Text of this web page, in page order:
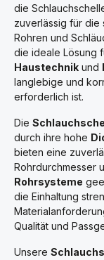
die
zuverlässig für die
Rohren und
die ideale Lösung
Haustechnik und
langlebige und
erforderlich ist.
Die
durch ihre hohe
bieten eine
Rohrdurchmesser
Rohrsysteme
die Einhaltung
Qualität und
Unsere